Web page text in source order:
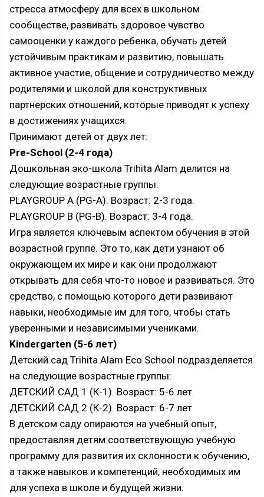
стресса атмосферу для всех в школьном
сообществе, развивать здоровое чувство
самооценки у каждого ребенка, обучать детей
устойчивым практикам и развитию, повышать
активное участие, общение и сотрудничество между
родителями и школой для конструктивных
партнерских отношений, которые приводят к успеху
в достижениях учащихся.
Принимают детей от двух лет:
Pre-School (2-4 года)
Дошкольная эко-школа Trihita Alam делится на
следующие возрастные группы:
PLAYGROUP A (PG-A). Возраст: 2-3 года.
PLAYGROUP B (PG-B). Возраст: 3-4 года.
Игра является ключевым аспектом обучения в этой
возрастной группе. Это то, как дети узнают об
окружающем их мире и как они продолжают
открывать для себя что-то новое и развиваться. Это
средство, с помощью которого дети развивают
навыки, необходимые им для того, чтобы стать
уверенными и независимыми учениками.
Kindergarten (5-6 лет)
Детский сад Trihita Alam Eco School подразделяется
на следующие возрастные группы:
ДЕТСКИЙ САД 1 (К-1). Возраст: 5-6 лет
ДЕТСКИЙ САД 2 (К-2). Возраст: 6-7 лет
В детском саду опираются на учебный опыт,
предоставляя детям соответствующую учебную
программу для развития их склонности к обучению,
а также навыков и компетенций, необходимых им
для успеха в школе и будущей жизни.